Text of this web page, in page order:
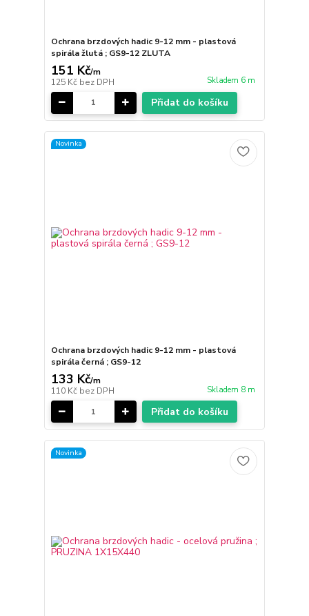
Ochrana brzdových hadic 9-12 mm - plastová
spirála žlutá ; GS9-12 ZLUTA
151 Kč/m
125 Kč bez DPH Skladem 6 m
Přidat do košíku
Novinka
Ochrana brzdových hadic 9-12 mm - plastová
spirála černá ; GS9-12
133 Kč/m
110 Kč bez DPH Skladem 8 m
Přidat do košíku
Novinka